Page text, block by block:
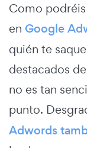
Como
en Google
quién te
destacados
no es tan
punto.
Adwords